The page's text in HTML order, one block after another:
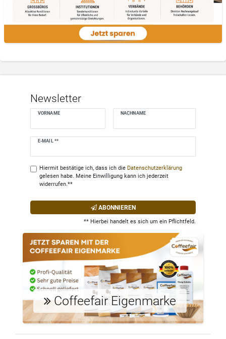
Newsletter
VORNAME NACHNAME
E-MAIL **
Newsletter
Hiermit bestätige ich, dass ich die Daten­schutz­erklärung
gelesen habe. Meine Einwilligung kann ich jederzeit
widerrufen.**
ABONNIEREN
** Hierbei handelt es sich um ein Pflichtfeld.
Coffeefair Eigenmarke